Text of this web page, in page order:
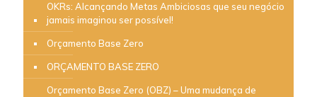
OKRs: Alcançando Metas Ambiciosas que seu negócio
jamais imaginou ser possível!
Orçamento Base Zero
ORÇAMENTO BASE ZERO
Orçamento Base Zero (OBZ) – Uma mudança de